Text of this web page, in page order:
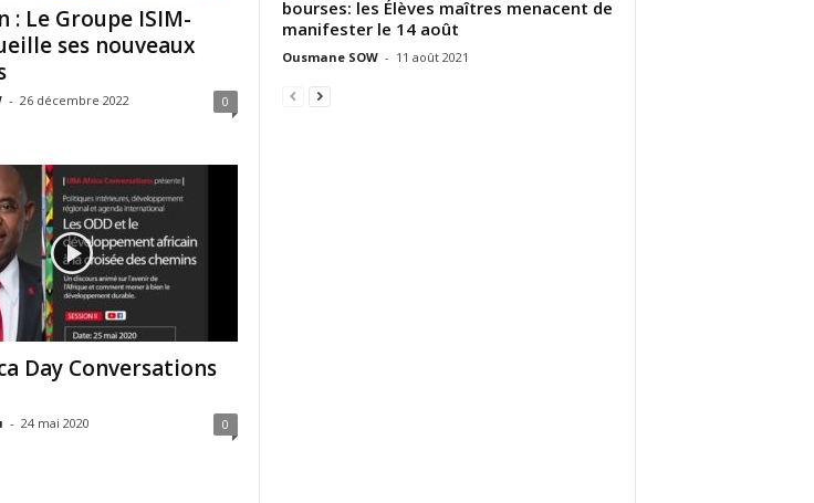
: Le Groupe ISIM-
ses nouveaux
- 26 décembre 2022 0
Day Conversations
- 24 mai 2020 0
bourses: les Élèves maîtres menacent de
manifester le 14 août
Ousmane SOW - 11 août 2021